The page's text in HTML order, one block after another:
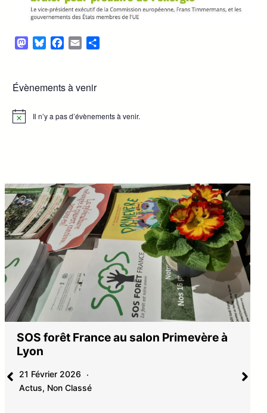
Mastodon
BlueskyFacebook
Email
Évènements à venir
Notice Il n’y a pas d’évènements à venir.
SOS forêt France au salon Primevère à
Lyon
21 Février 2026
Actus, Non Classé